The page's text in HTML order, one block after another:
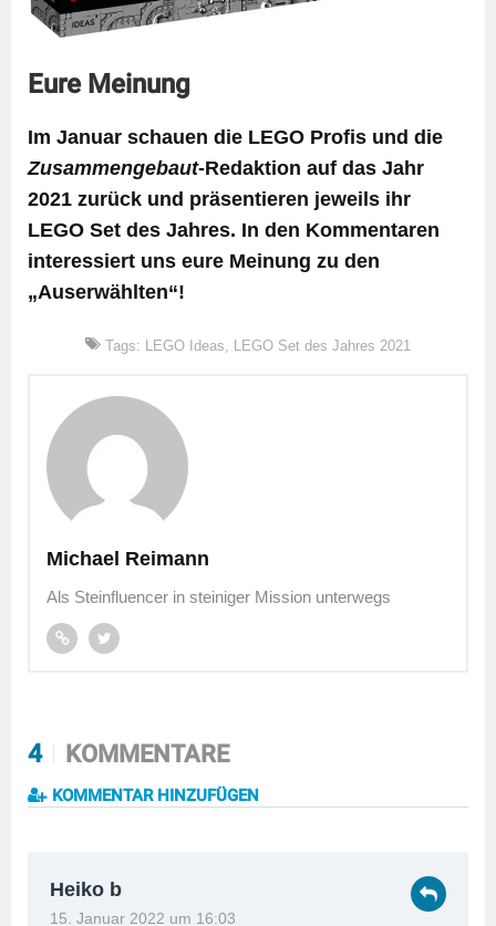
Eure Meinung
Im Januar schauen die LEGO Profis und die
Zusammengebaut-Redaktion auf das Jahr
2021 zurück und präsentieren jeweils ihr
LEGO Set des Jahres. In den Kommentaren
interessiert uns eure Meinung zu den
„Auserwählten“!
Tags: LEGO Ideas LEGO Set des Jahres 2021
Michael Reimann
Als Steinfluencer in steiniger Mission unterwegs
4 KOMMENTARE
KOMMENTAR HINZUFÜGEN
Heiko b
15. Januar 2022 um 16:03